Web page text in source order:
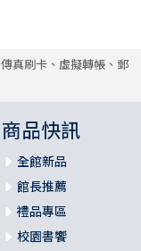
傳真刷卡、虛擬轉帳、郵
商品快訊
全館新品
館長推薦
禮品專區
校園書饗